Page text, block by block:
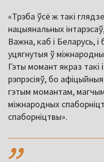
«Трэба ўсё ж такі
нацыянальных
Важна, каб і Беларусь,
уцягнутыя ў
Гэты момант якраз такі
рэпрэсіяў, бо
гэтым момантам,
міжнародных
спаборніцтвы».
,,